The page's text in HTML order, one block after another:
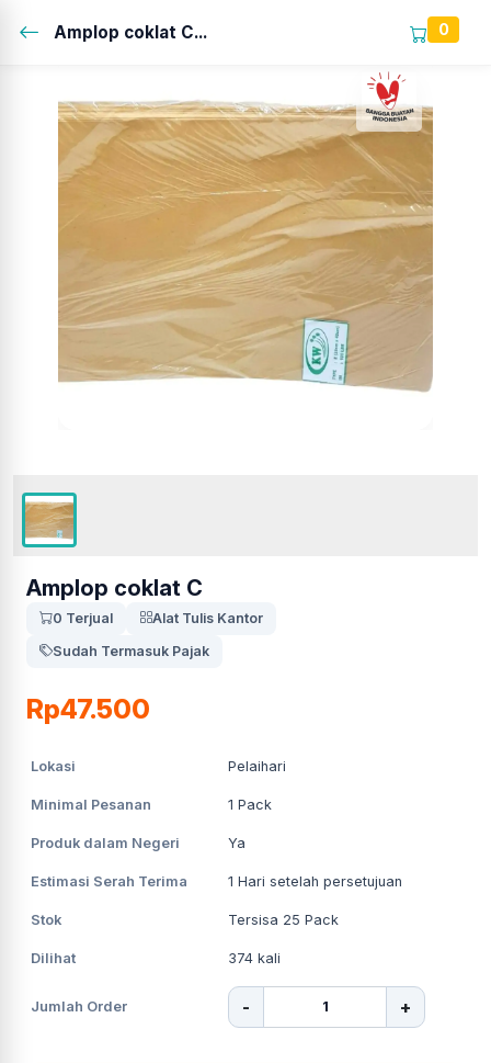
Amplop coklat C... 0
Amplop coklat C
0 Terjual
Alat Tulis Kantor
Sudah Termasuk Pajak
Rp47.500
Lokasi Pelaihari
Minimal Pesanan 1 Pack
Produk dalam Negeri Ya
Estimasi Serah Terima 1 Hari setelah persetujuan
Stok Tersisa 25 Pack
Dilihat 374 kali
Jumlah Order - +